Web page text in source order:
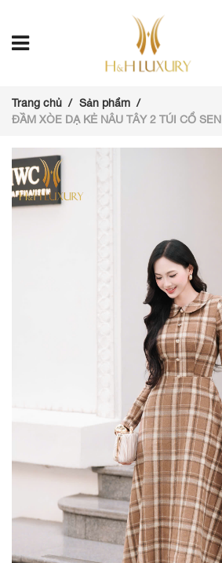
Trang chủ
Sản phẩm
ĐẦM XÒE DẠ KẺ NÂU TÂY 2 TÚI CỔ SEN